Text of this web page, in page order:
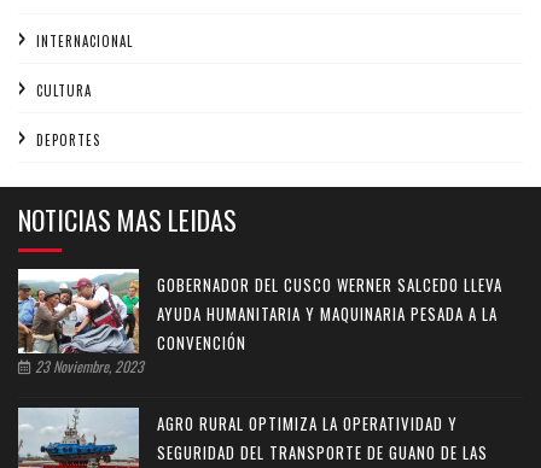
INTERNACIONAL
CULTURA
DEPORTES
NOTICIAS MAS LEIDAS
GOBERNADOR DEL CUSCO WERNER SALCEDO LLEVA
AYUDA HUMANITARIA Y MAQUINARIA PESADA A LA
CONVENCIÓN
23 Noviembre, 2023
AGRO RURAL OPTIMIZA LA OPERATIVIDAD Y
SEGURIDAD DEL TRANSPORTE DE GUANO DE LAS